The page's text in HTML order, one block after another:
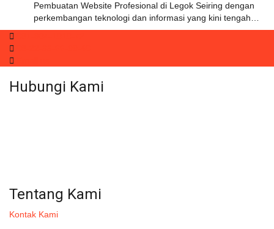
Pembuatan Website Profesional di Legok Seiring dengan
perkembangan teknologi dan informasi yang kini tengah…
Hubungi Kami
Tentang Kami
Kontak Kami